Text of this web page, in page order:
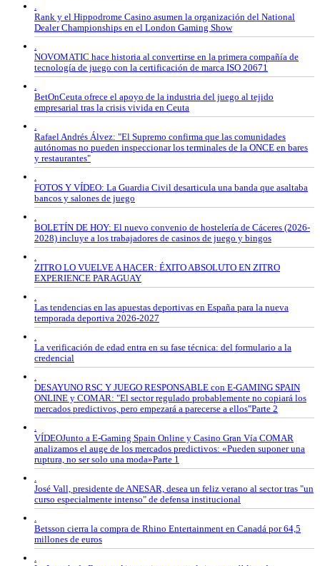
.
Rank y el Hippodrome Casino asumen la organización del National
Dealer Championships en el London Gaming Show
.
NOVOMATIC hace historia al convertirse en la primera compañía de
tecnología de juego con la certificación de marca ISO 20671
.
BetOnCeuta ofrece el apoyo de la industria del juego al tejido
empresarial tras la crisis vivida en Ceuta
.
Rafael Andrés Álvez: "El Supremo confirma que las comunidades
autónomas no pueden inspeccionar los terminales de la ONCE en bares
y restaurantes"
.
FOTOS Y VÍDEO: La Guardia Civil desarticula una banda que asaltaba
bancos y salones de juego
.
BOLETÍN DE HOY: El nuevo convenio de hostelería de Cáceres (2026-
2028) incluye a los trabajadores de casinos de juego y bingos
.
ZITRO LO VUELVE A HACER: ÉXITO ABSOLUTO EN ZITRO
EXPERIENCE PARAGUAY
.
Las tendencias en las apuestas deportivas en España para la nueva
temporada deportiva 2026-2027
.
La verificación de edad entra en su fase técnica: del formulario a la
credencial
.
DESAYUNO RSC Y JUEGO RESPONSABLE con E-GAMING SPAIN
ONLINE y COMAR: "El sector regulado probablemente no copiará los
mercados predictivos, pero empezará a parecerse a ellos"Parte 2
.
VÍDEOJunto a E-Gaming Spain Online y Casino Gran Vía COMAR
analizamos el auge de los mercados predictivos: «Pueden suponer una
ruptura, no ser solo una moda»Parte 1
.
José Vall, presidente de ANESAR, desea un feliz verano al sector tras "un
curso especialmente intenso" de defensa institucional
.
Betsson cierra la compra de Rhino Entertainment en Canadá por 64,5
millones de euros
.